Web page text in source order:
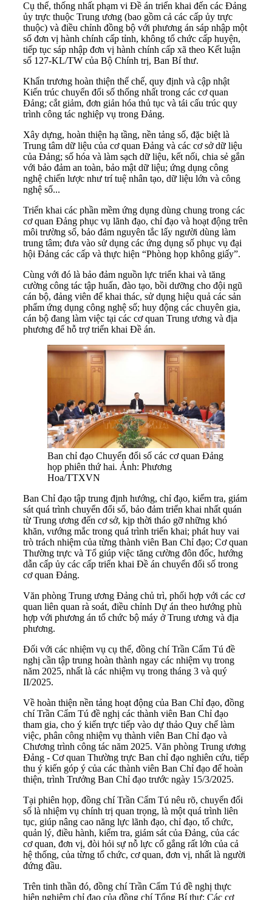
Cụ thể, thống nhất phạm vi Đề án triển khai đến các Đảng
ủy trực thuộc Trung ương (bao gồm cả các cấp ủy trực
thuộc) và điều chỉnh đồng bộ với phương án sáp nhập một
số đơn vị hành chính cấp tỉnh, không tổ chức cấp huyện,
tiếp tục sáp nhập đơn vị hành chính cấp xã theo Kết luận
số 127-KL/TW của Bộ Chính trị, Ban Bí thư.
Khẩn trương hoàn thiện thể chế, quy định và cập nhật
Kiến trúc chuyển đổi số thống nhất trong các cơ quan
Đảng; cắt giảm, đơn giản hóa thủ tục và tái cấu trúc quy
trình công tác nghiệp vụ trong Đảng.
Xây dựng, hoàn thiện hạ tầng, nền tảng số, đặc biệt là
Trung tâm dữ liệu của cơ quan Đảng và các cơ sở dữ liệu
của Đảng; số hóa và làm sạch dữ liệu, kết nối, chia sẻ gắn
với bảo đảm an toàn, bảo mật dữ liệu; ứng dụng công
nghệ chiến lược như trí tuệ nhân tạo, dữ liệu lớn và công
nghệ số...
Triển khai các phần mềm ứng dụng dùng chung trong các
cơ quan Đảng phục vụ lãnh đạo, chỉ đạo và hoạt động trên
môi trường số, bảo đảm nguyên tắc lấy người dùng làm
trung tâm; đưa vào sử dụng các ứng dụng số phục vụ đại
hội Đảng các cấp và thực hiện “Phòng họp không giấy”.
Cùng với đó là bảo đảm nguồn lực triển khai và tăng
cường công tác tập huấn, đào tạo, bồi dưỡng cho đội ngũ
cán bộ, đảng viên để khai thác, sử dụng hiệu quả các sản
phẩm ứng dụng công nghệ số; huy động các chuyên gia,
cán bộ đang làm việc tại các cơ quan Trung ương và địa
phương để hỗ trợ triển khai Đề án.
Ban chỉ đạo Chuyển đổi số các cơ quan Đảng
họp phiên thứ hai. Ảnh: Phương
Hoa/TTXVN
Ban Chỉ đạo tập trung định hướng, chỉ đạo, kiểm tra, giám
sát quá trình chuyển đổi số, bảo đảm triển khai nhất quán
từ Trung ương đến cơ sở, kịp thời tháo gỡ những khó
khăn, vướng mắc trong quá trình triển khai; phát huy vai
trò trách nhiệm của từng thành viên Ban Chỉ đạo; Cơ quan
Thường trực và Tổ giúp việc tăng cường đôn đốc, hướng
dẫn cấp ủy các cấp triển khai Đề án chuyển đổi số trong
cơ quan Đảng.
Văn phòng Trung ương Đảng chủ trì, phối hợp với các cơ
quan liên quan rà soát, điều chỉnh Dự án theo hướng phù
hợp với phương án tổ chức bộ máy ở Trung ương và địa
phương.
Đối với các nhiệm vụ cụ thể, đồng chí Trần Cẩm Tú đề
nghị cần tập trung hoàn thành ngay các nhiệm vụ trong
năm 2025, nhất là các nhiệm vụ trong tháng 3 và quý
II/2025.
Về hoàn thiện nền tảng hoạt động của Ban Chỉ đạo, đồng
chí Trần Cẩm Tú đề nghị các thành viên Ban Chỉ đạo
tham gia, cho ý kiến trực tiếp vào dự thảo Quy chế làm
việc, phân công nhiệm vụ thành viên Ban Chỉ đạo và
Chương trình công tác năm 2025. Văn phòng Trung ương
Đảng - Cơ quan Thường trực Ban chỉ đạo nghiên cứu, tiếp
thu ý kiến góp ý của các thành viên Ban Chỉ đạo để hoàn
thiện, trình Trưởng Ban Chỉ đạo trước ngày 15/3/2025.
Tại phiên họp, đồng chí Trần Cẩm Tú nêu rõ, chuyển đổi
số là nhiệm vụ chính trị quan trọng, là một quá trình liên
tục, giúp nâng cao năng lực lãnh đạo, chỉ đạo, tổ chức,
quản lý, điều hành, kiểm tra, giám sát của Đảng, của các
cơ quan, đơn vị, đòi hỏi sự nỗ lực cố gắng rất lớn của cả
hệ thống, của từng tổ chức, cơ quan, đơn vị, nhất là người
đứng đầu.
Trên tinh thần đó, đồng chí Trần Cẩm Tú đề nghị thực
hiện nghiêm chỉ đạo của đồng chí Tổng Bí thư: Các cơ